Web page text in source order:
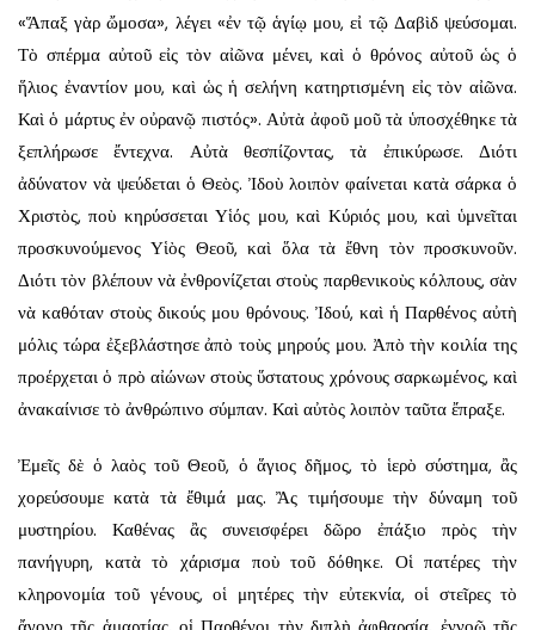
«Ἅπαξ γὰρ ὤμοσα», λέγει «ἐν τῷ ἁγίῳ μου, εἰ τῷ Δαβὶδ ψεύσομαι.
Τὸ σπέρμα αὐτοῦ εἰς τὸν αἰῶνα μένει, καὶ ὁ θρόνος αὐτοῦ ὡς ὁ
ἥλιος ἐναντίον μου, καὶ ὡς ἡ σελήνη κατηρτισμένη εἰς τὸν αἰῶνα.
Καὶ ὁ μάρτυς ἐν οὐρανῷ πιστός». Αὐτὰ ἀφοῦ μοῦ τὰ ὑποσχέθηκε τὰ
ξεπλήρωσε ἔντεχνα. Αὐτὰ θεσπίζοντας, τὰ ἐπικύρωσε. Διότι
ἀδύνατον νὰ ψεύδεται ὁ Θεὸς. Ἰδοὺ λοιπὸν φαίνεται κατὰ σάρκα ὁ
Χριστὸς, ποὺ κηρύσσεται Υἱός μου, καὶ Κύριός μου, καὶ ὑμνεῖται
προσκυνούμενος Υἱὸς Θεοῦ, καὶ ὅλα τὰ ἔθνη τὸν προσκυνοῦν.
Διότι τὸν βλέπουν νὰ ἐνθρονίζεται στοὺς παρθενικοὺς κόλπους, σὰν
νὰ καθόταν στοὺς δικούς μου θρόνους. Ἰδού, καὶ ἡ Παρθένος αὐτὴ
μόλις τώρα ἐξεβλάστησε ἀπὸ τοὺς μηρούς μου. Ἀπὸ τὴν κοιλία της
προέρχεται ὁ πρὸ αἰώνων στοὺς ὕστατους χρόνους σαρκωμένος, καὶ
ἀνακαίνισε τὸ ἀνθρώπινο σύμπαν. Καὶ αὐτὸς λοιπὸν ταῦτα ἔπραξε.
Ἐμεῖς δὲ ὁ λαὸς τοῦ Θεοῦ, ὁ ἅγιος δῆμος, τὸ ἱερὸ σύστημα, ἂς
χορεύσουμε κατὰ τὰ ἔθιμά μας. Ἂς τιμήσουμε τὴν δύναμη τοῦ
μυστηρίου. Καθένας ἂς συνεισφέρει δῶρο ἐπάξιο πρὸς τὴν
πανήγυρη, κατὰ τὸ χάρισμα ποὺ τοῦ δόθηκε. Οἱ πατέρες τὴν
κληρονομία τοῦ γένους, οἱ μητέρες τὴν εὐτεκνία, οἱ στεῖρες τὸ